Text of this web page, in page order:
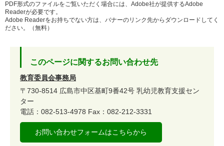
PDF形式のファイルをご覧いただく場合には、Adobe社が提供するAdobe
Readerが必要です。
Adobe Readerをお持ちでない方は、バナーのリンク先からダウンロードしてく
ださい。（無料）
このページに関するお問い合わせ先
教育委員会事務局
〒730-8514 広島市中区基町9番42号 乳幼児教育支援セン
ター
電話：082-513-4978 Fax：082-212-3331
お問い合わせフォームはこちらから